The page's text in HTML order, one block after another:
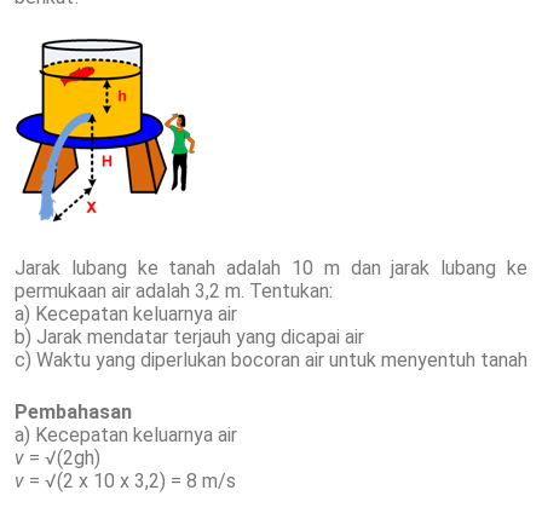
Jarak lubang ke tanah adalah 10 m dan jarak lubang ke
permukaan air adalah 3,2 m. Tentukan:
a) Kecepatan keluarnya air
b) Jarak mendatar terjauh yang dicapai air
c) Waktu yang diperlukan bocoran air untuk menyentuh tanah
Pembahasan
a) Kecepatan keluarnya air
v = √(2gh)
v = √(2 x 10 x 3,2) = 8 m/s